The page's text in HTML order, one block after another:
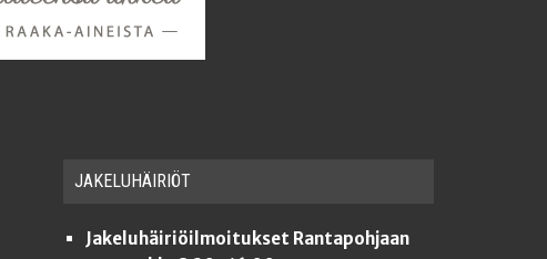
JAKE­LU­HÄI­RIÖT
Jakeluhäiriöilmoitukset Rantapohjaan